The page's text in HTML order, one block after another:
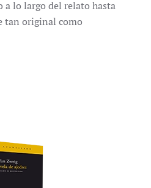
a lo largo del relato hasta
tan original como